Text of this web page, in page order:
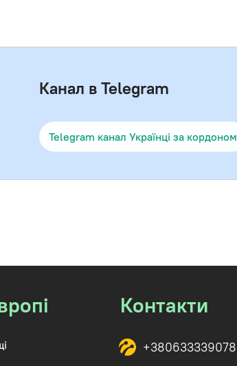
Канал в Telegram
Telegram канал Українці за кордоном
Контакти
+380633339078